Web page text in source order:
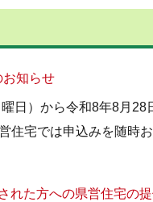
お知らせ
日）から令和8年8月
住宅では申込みを随時
れた方への県営住宅の